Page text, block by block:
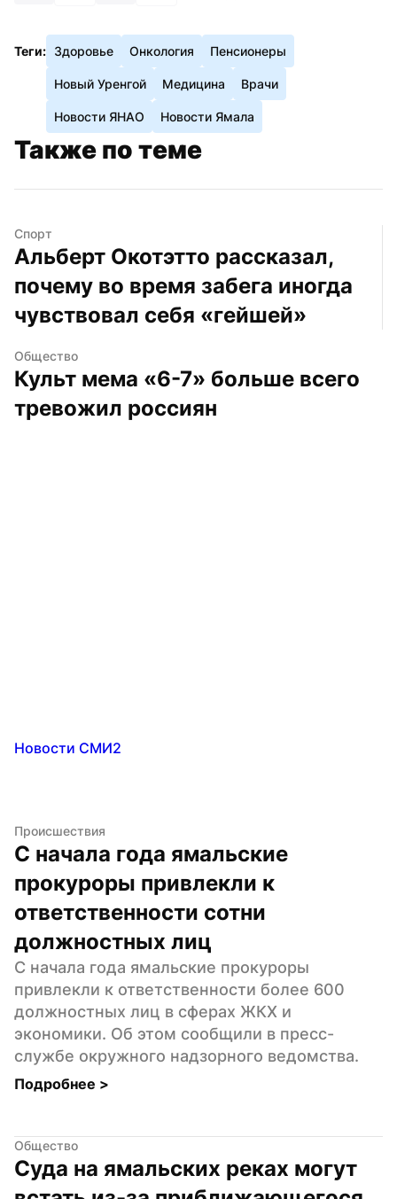
Теги: Здоровье Онкология Пенсионеры
Новый Уренгой Медицина Врачи
Новости ЯНАО Новости Ямала
Также по теме
Спорт
Альберт Окотэтто рассказал,
почему во время забега иногда
чувствовал себя «гейшей»
Общество
Культ мема «6-7» больше всего
тревожил россиян
Новости СМИ2
Происшествия
С начала года ямальские
прокуроры привлекли к
ответственности сотни
должностных лиц
С начала года ямальские прокуроры
привлекли к ответственности более 600
должностных лиц в сферах ЖКХ и
экономики. Об этом сообщили в пресс-
службе окружного надзорного ведомства.
Подробнее >
Общество
Суда на ямальских реках могут